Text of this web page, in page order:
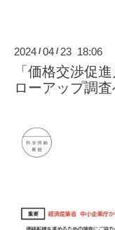
2024 /04 / 23 18:06
「価格交渉促
ローアップ調